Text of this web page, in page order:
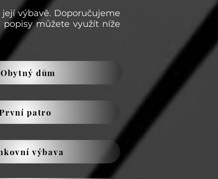
výbavě. Doporučujeme
můžete využít níže
Obytný dům
patro
výbava